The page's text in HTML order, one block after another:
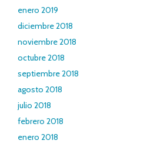
enero 2019
diciembre 2018
noviembre 2018
octubre 2018
septiembre 2018
agosto 2018
julio 2018
febrero 2018
enero 2018